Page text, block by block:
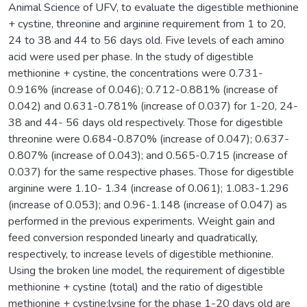
Animal Science of UFV, to evaluate the digestible methionine
+ cystine, threonine and arginine requirement from 1 to 20,
24 to 38 and 44 to 56 days old. Five levels of each amino
acid were used per phase. In the study of digestible
methionine + cystine, the concentrations were 0.731-
0.916% (increase of 0.046); 0.712-0.881% (increase of
0.042) and 0.631-0.781% (increase of 0.037) for 1-20, 24-
38 and 44- 56 days old respectively. Those for digestible
threonine were 0.684-0.870% (increase of 0.047); 0.637-
0.807% (increase of 0.043); and 0.565-0.715 (increase of
0.037) for the same respective phases. Those for digestible
arginine were 1.10- 1.34 (increase of 0.061); 1.083-1.296
(increase of 0.053); and 0.96-1.148 (increase of 0.047) as
performed in the previous experiments. Weight gain and
feed conversion responded linearly and quadratically,
respectively, to increase levels of digestible methionine.
Using the broken line model, the requirement of digestible
methionine + cystine (total) and the ratio of digestible
methionine + cystine:lysine for the phase 1-20 days old are